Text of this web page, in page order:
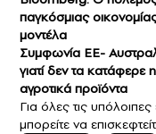
παγκόσμιας
μοντέλα
Συμφωνία ΕΕ-
γιατί δεν τα κατάφερε
αγροτικά προϊόντα
Για όλες τις υπόλοιπες
μπορείτε να